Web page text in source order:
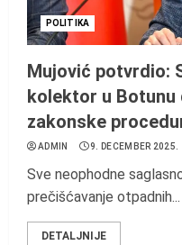
POLITIKA
Mujović potvrdio:
kolektor u Botunu
zakonske
ADMIN 9. DECEMBER 2025.
Sve neophodne
prečišćavanje otpadnih...
DETALJNIJE